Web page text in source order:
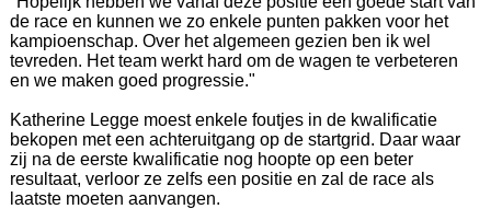
de race en kunnen we zo enkele punten pakken voor het
kampioenschap. Over het algemeen gezien ben ik wel
tevreden. Het team werkt hard om de wagen te verbeteren
en we maken goed progressie."
Katherine Legge moest enkele foutjes in de kwalificatie
bekopen met een achteruitgang op de startgrid. Daar waar
zij na de eerste kwalificatie nog hoopte op een beter
resultaat, verloor ze zelfs een positie en zal de race als
laatste moeten aanvangen.